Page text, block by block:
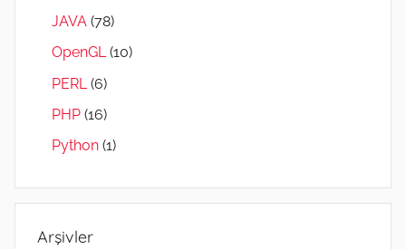
JAVA (78)
OpenGL(10)
PERL (6)
PHP (16)
Python (1)
Arşivler